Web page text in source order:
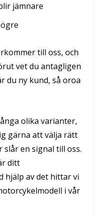
jämnare
till oss, och
vet du antagligen
du ny kund, så oroa
olika varianter,
gärna att välja rätt
slår en signal till oss.
ditt
hjälp av det hittar vi
i vår